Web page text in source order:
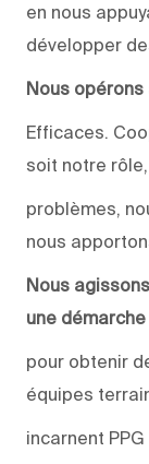
en nous
développer
Nous
Efficaces.
soit notre
problèmes,
nous
Nous
une
pour obtenir
équipes
incarnent